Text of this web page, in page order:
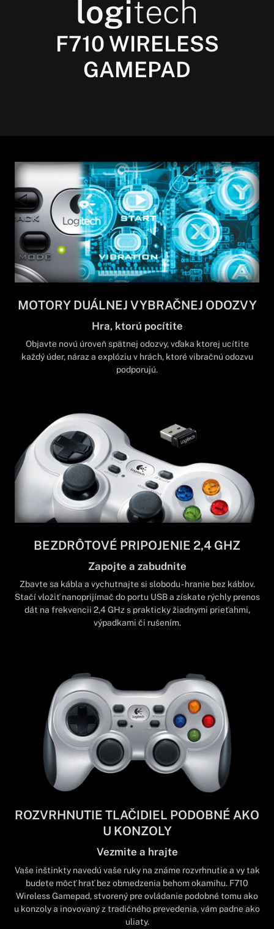
logitech
F710 WIRELESS
GAMEPAD
MOTORY DUÁLNEJ VYBRAČNEJ ODOZVY
Hra, ktorú pocítite
Objavte novú úroveň spätnej odozvy, vďaka ktorej ucítite
každý úder, náraz a explóziu v hrách, ktoré vibračnú odozvu
podporujú.
BEZDRÔTOVÉ PRIPOJENIE 2,4 GHZ
Zapojte a zabudnite
Zbavte sa kábla a vychutnajte si slobodu - hranie bez káblov.
Stačí vložiť nanoprijímač do portu USB a získate rýchly prenos
dát na frekvencii 2,4 GHz s prakticky žiadnymi prieťahmi,
výpadkami či rušením.
ROZVRHNUTIE TLAČIDIEL PODOBNÉ AKO
U KONZOLY
Vezmite a hrajte
Vaše inštinkty navedú vaše ruky na známe rozvrhnutie a vy tak
budete môcť hrať bez obmedzenia behom okamihu. F710
Wireless Gamepad, stvorený pre ovládanie podobné tomu ako
u konzoly a inovovaný z tradičného prevedenia, vám padne ako
uliaty.